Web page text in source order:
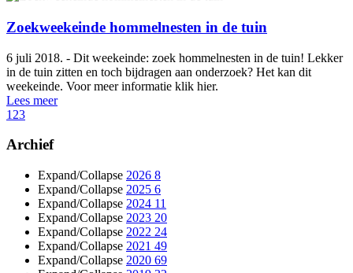
Zoekweekeinde hommelnesten in de tuin
6 juli 2018. - Dit weekeinde: zoek hommelnesten in de tuin! Lekker
in de tuin zitten en toch bijdragen aan onderzoek? Het kan dit
weekeinde. Voor meer informatie klik hier.
Lees meer
1 23
Archief
Expand/Collapse 2026 8
Expand/Collapse 2025 6
Expand/Collapse 2024 11
Expand/Collapse 2023 20
Expand/Collapse 2022 24
Expand/Collapse 2021 49
Expand/Collapse 2020 69